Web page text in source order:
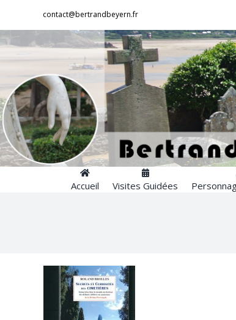
contenu
contact@bertrandbeyern.fr
Accueil Visites Guidées